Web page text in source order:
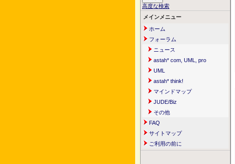
高度な検索
メインメニュー
ホーム
フォーラム
ニュース
astah* com, UML, pro
UML
astah* think!
マインドマップ
JUDE/Biz
その他
FAQ
サイトマップ
ご利用の前に